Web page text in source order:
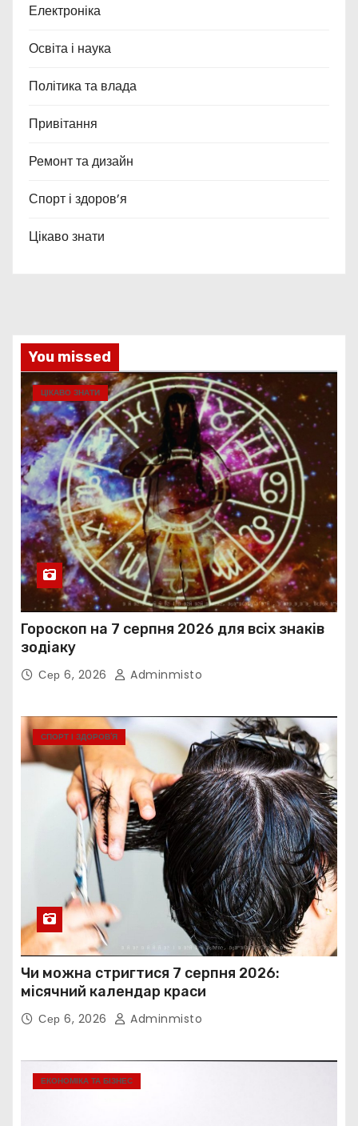
Електроніка
Освіта і наука
Політика та влада
Привітання
Ремонт та дизайн
Спорт і здоров’я
Цікаво знати
You missed
ЦІКАВО ЗНАТИ
Гороскоп на 7 серпня 2026 для всіх знаків
зодіаку
Сер 6, 2026 Adminmisto
СПОРТ І ЗДОРОВ’Я
Чи можна стригтися 7 серпня 2026:
місячний календар краси
Сер 6, 2026 Adminmisto
ЕКОНОМІКА ТА БІЗНЕС